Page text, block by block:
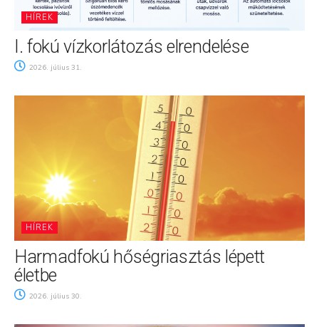
HÍREK
I. fokú vízkorlátozás elrendelése
2026. július 31.
HÍREK
Harmadfokú hőségriasztás lépett
életbe
2026. július 30.